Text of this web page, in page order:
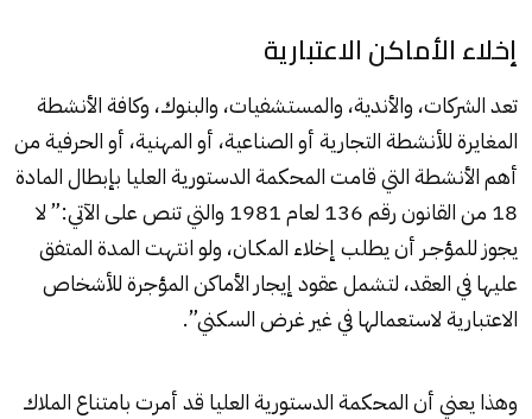
إخلاء الأماكن الاعتبارية
تعد الشركات، والأندية، والمستشفيات، والبنوك، وكافة الأنشطة
المغايرة للأنشطة التجارية أو الصناعية، أو المهنية، أو الحرفية من
أهم الأنشطة التي قامت المحكمة الدستورية العليا بإبطال المادة
18 من القانون رقم 136 لعام 1981 والتي تنص على الآتي:” لا
يجوز للمؤجـر أن يطلب إخلاء المكـان، ولو انتهت المدة المتفق
عليها في العقد، لتشمل عقود إيجار الأماكن المؤجرة للأشخاص
الاعتبارية لاستعمالها في غير غرض السكني”.
وهذا يعني أن المحكمة الدستورية العليا قد أمرت بامتناع الملاك